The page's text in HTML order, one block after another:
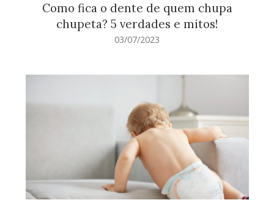
Como fica o dente de quem chupa
chupeta? 5 verdades e mitos!
03/07/2023